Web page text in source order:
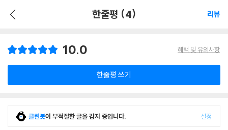
한줄평 (4) 리뷰
10.0 혜택 및 유의사항
한줄평 쓰기
클린봇이 부적절한 글을 감지 중입니다. 설정